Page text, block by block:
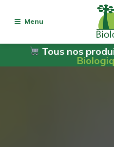
Tous nos
Menu